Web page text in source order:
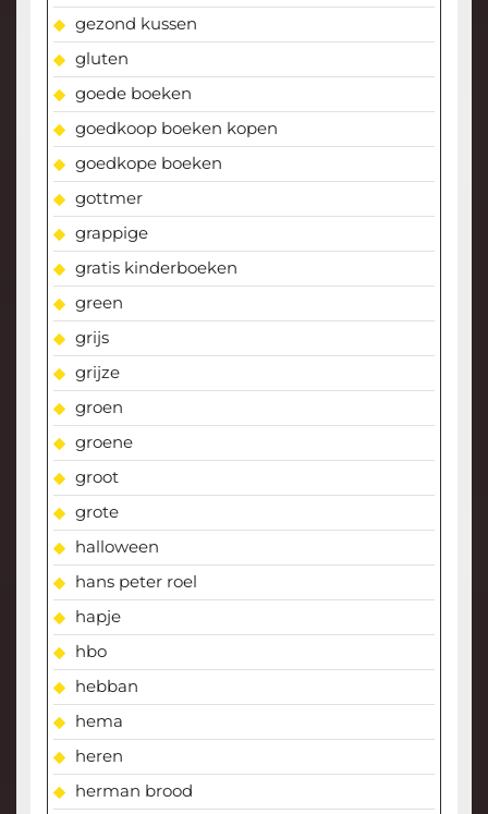
gezond kussen
gluten
goede boeken
goedkoop boeken kopen
goedkope boeken
gottmer
grappige
gratis kinderboeken
green
grijs
grijze
groen
groene
groot
grote
halloween
hans peter roel
hapje
hbo
hebban
hema
heren
herman brood